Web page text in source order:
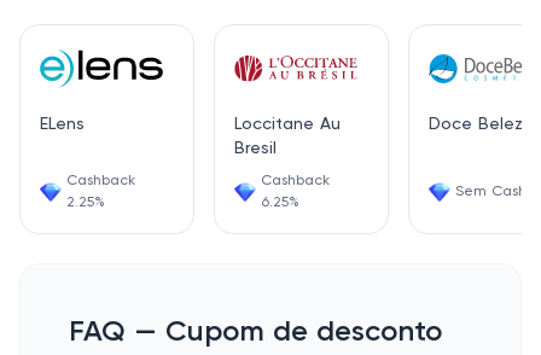
ELens
Cashback
2.25%
Loccitane Au
Bresil
Cashback
6.25%
Doce Beleza
Sem
FAQ — Cupom de desconto